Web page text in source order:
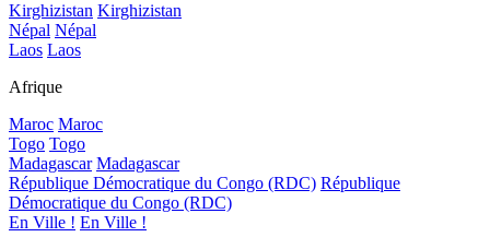
Kirghizistan Kirghizistan
Népal Népal
Laos Laos
Afrique
Maroc Maroc
Togo Togo
Madagascar Madagascar
République Démocratique du Congo (RDC) République
Démocratique du Congo (RDC)
En Ville ! En Ville !